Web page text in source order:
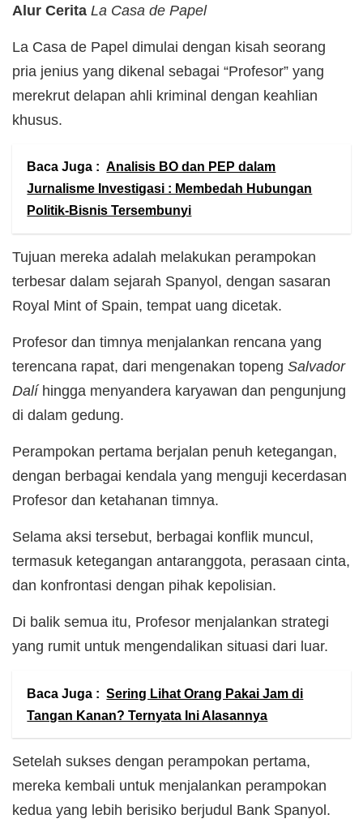
Alur Cerita La Casa de Papel
La Casa de Papel dimulai dengan kisah seorang
pria jenius yang dikenal sebagai “Profesor” yang
merekrut delapan ahli kriminal dengan keahlian
khusus.
Baca Juga : Analisis BO dan PEP dalam
Jurnalisme Investigasi : Membedah Hubungan
Politik-Bisnis Tersembunyi
Tujuan mereka adalah melakukan perampokan
terbesar dalam sejarah Spanyol, dengan sasaran
Royal Mint of Spain, tempat uang dicetak.
Profesor dan timnya menjalankan rencana yang
terencana rapat, dari mengenakan topeng Salvador
Dalíhingga menyandera karyawan dan pengunjung
di dalam gedung.
Perampokan pertama berjalan penuh ketegangan,
dengan berbagai kendala yang menguji kecerdasan
Profesor dan ketahanan timnya.
Selama aksi tersebut, berbagai konflik muncul,
termasuk ketegangan antaranggota, perasaan cinta,
dan konfrontasi dengan pihak kepolisian.
Di balik semua itu, Profesor menjalankan strategi
yang rumit untuk mengendalikan situasi dari luar.
Baca Juga : Sering Lihat Orang Pakai Jam di
Tangan Kanan? Ternyata Ini Alasannya
Setelah sukses dengan perampokan pertama,
mereka kembali untuk menjalankan perampokan
kedua yang lebih berisiko berjudul Bank Spanyol.